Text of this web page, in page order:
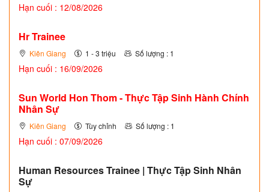
Hạn cuối : 12/08/2026
Hr Trainee
Kiên Giang 1 - 3 triệu Số lượng : 1
Hạn cuối : 16/09/2026
Sun World Hon Thom - Thực Tập Sinh Hành Chính
Nhân Sự
Kiên Giang Tùy chỉnh Số lượng : 1
Hạn cuối : 07/09/2026
Human Resources Trainee | Thực Tập Sinh Nhân
Sự